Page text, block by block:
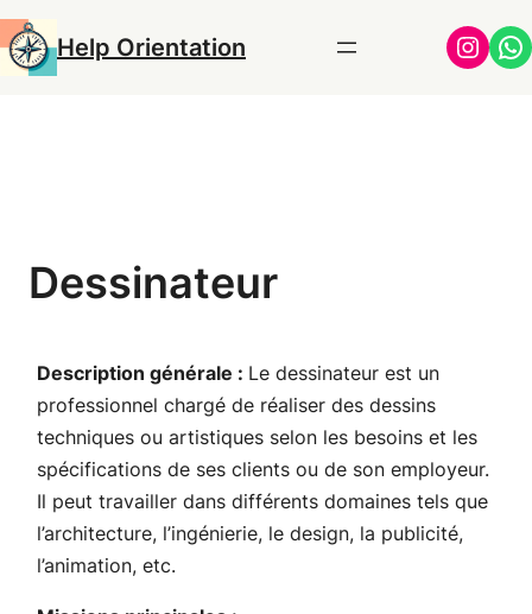
Aller
au
contenu
Help Orientation
Dessinateur
Description générale : Le dessinateur est un
professionnel chargé de réaliser des dessins
techniques ou artistiques selon les besoins et les
spécifications de ses clients ou de son employeur.
Il peut travailler dans différents domaines tels que
l’architecture, l’ingénierie, le design, la publicité,
l’animation, etc.